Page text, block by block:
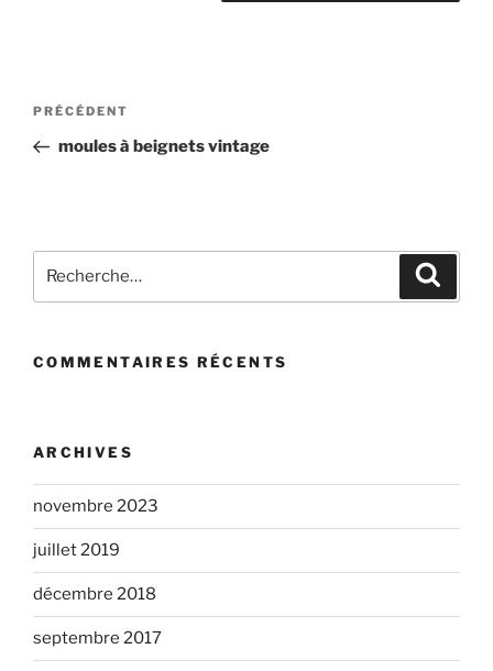
Navigation
l’article
Article
précédent
PRÉCÉDENT
moules à beignets vintage
pour
COMMENTAIRES RÉCENTS
ARCHIVES
novembre 2023
juillet 2019
décembre 2018
septembre 2017